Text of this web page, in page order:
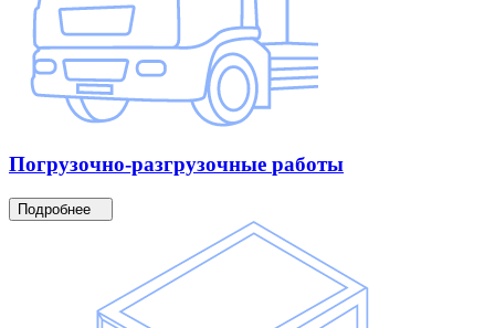
Погрузочно-разгрузочные работы
Подробнее